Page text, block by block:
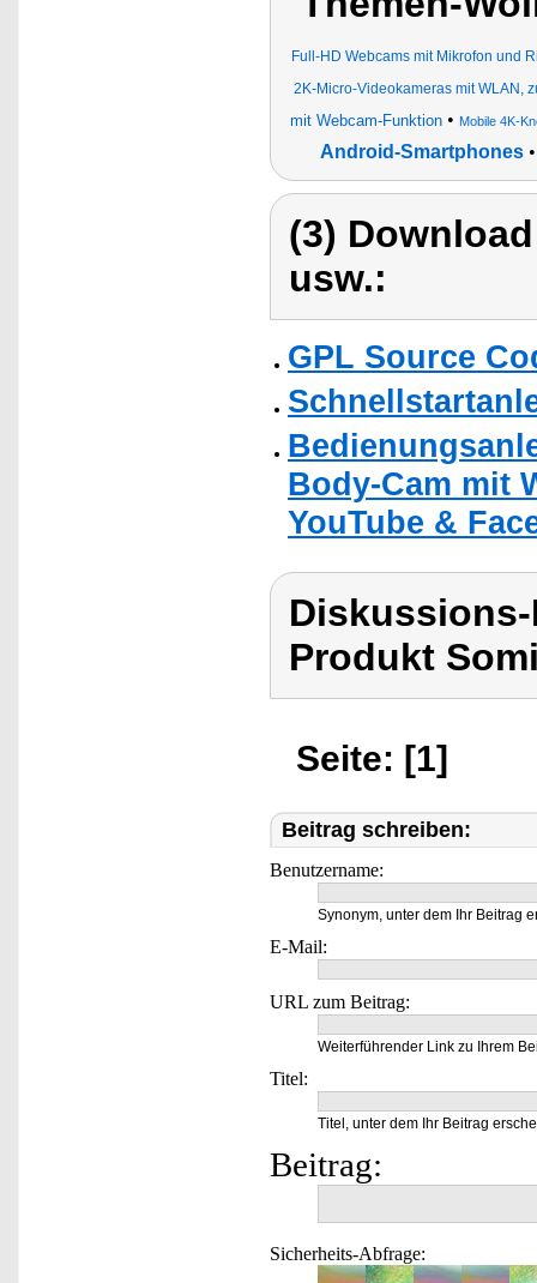
Full-HD Webcams mit Mikrofon und
2K-Micro-Videokameras mit WLAN,
mit Webcam-Funktion• Mobile 4K-
Android-Smartphones
(3)
usw.:
GPL Source
Body-Cam mit
YouTube &
Produkt
Seite: [1]
Beitrag schreiben:
Benutzername:
Synonym, unter dem Ihr Beitrag
E-Mail:
URL zum Beitrag:
Weiterführender Link zu Ihrem
Titel:
Titel, unter dem Ihr Beitrag
Beitrag:
Sicherheits-Abfrage: